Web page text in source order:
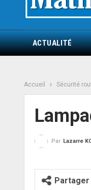
ACTUALITÉ
Accueil Sécurité
Par Lazarre
Partager